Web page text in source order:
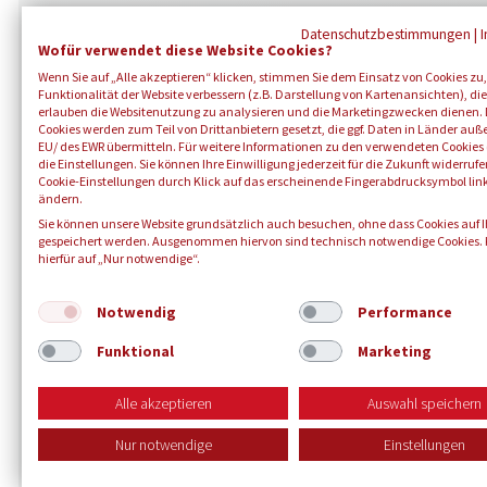
Der Blutspendedienst
Berufswelten
Stellenangebote
Ausbildung
© 2026
Datenschutzbestimmungen |
Wofür verwendet diese Website Cookies?
Wenn Sie auf „Alle akzeptieren“ klicken, stimmen Sie dem Einsatz von Cookies
Funktionalität der Website verbessern (z.B. Darstellung von Kartenansichten),
erlauben die Websitenutzung zu analysieren und die Marketingzwecken dienen.
Cookies werden zum Teil von Drittanbietern gesetzt, die ggf. Daten in Länder
EU/ des EWR übermitteln. Für weitere Informationen zu den verwendeten Cookies
die Einstellungen. Sie können Ihre Einwilligung jederzeit für die Zukunft
Cookie-Einstellungen durch Klick auf das erscheinende Fingerabdrucksymbol
ändern.
Sie können unsere Website grundsätzlich auch besuchen, ohne dass Cookies auf
gespeichert werden. Ausgenommen hiervon sind technisch notwendige Cookies.
hierfür auf „Nur notwendige“.
Notwendig
Performance
Funktional
Marketing
Alle akzeptieren Auswahl speichern
Nur notwendige Einstellungen